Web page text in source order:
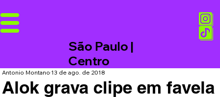
São Paulo |
Centro
Alok grava clipe em favela
Antonio Montano13 de ago. de 2018